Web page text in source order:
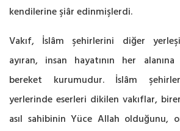
kendilerine şiâr edinmişlerdi.
Vakıf, İslâm şehirlerini diğer
ayıran, insan hayatının her
bereket kurumudur. İslâm
yerlerinde eserleri dikilen vakıflar,
asıl sahibinin Yüce Allah olduğunu,